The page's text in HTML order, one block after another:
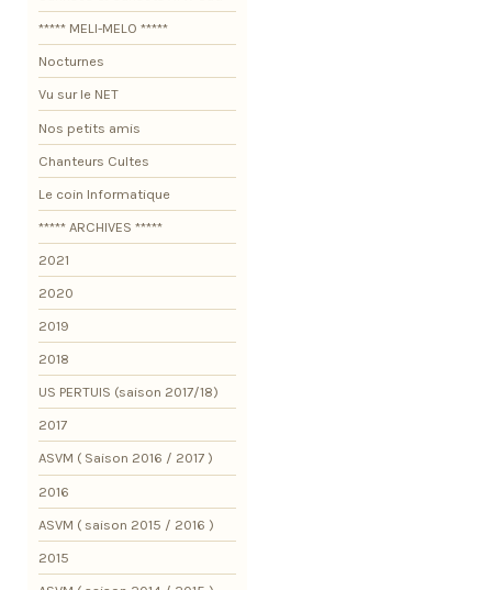
***** MELI-MELO *****
Nocturnes
Vu sur le NET
Nos petits amis
Chanteurs Cultes
Le coin Informatique
***** ARCHIVES *****
2021
2020
2019
2018
US PERTUIS (saison 2017/18)
2017
ASVM ( Saison 2016 / 2017 )
2016
ASVM ( saison 2015 / 2016 )
2015